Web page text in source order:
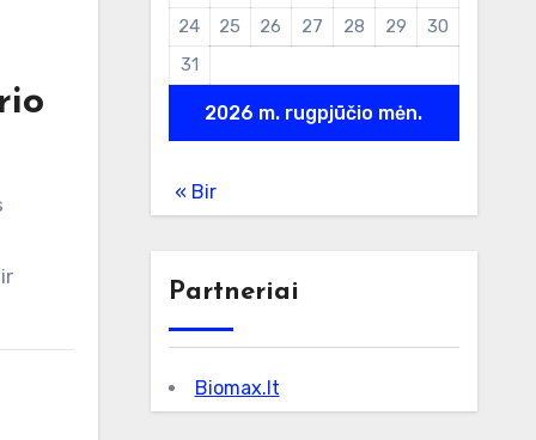
2026 m. rugpjūčio mėn.
24
25 26 27 28 29
30
31
« Bir
Partneriai
Biomax.lt